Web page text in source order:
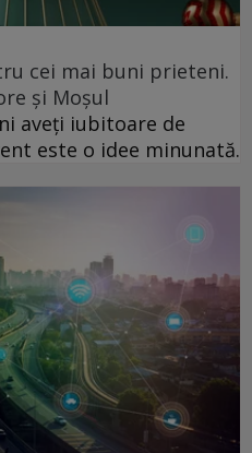
cei mai buni prieteni.
și Moșul
aveți iubitoare de
este o idee minunată.